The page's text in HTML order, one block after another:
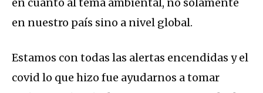
en nuestro país sino a nivel global.
Estamos con todas las alertas encendidas y el
covid lo que hizo fue ayudarnos a tomar